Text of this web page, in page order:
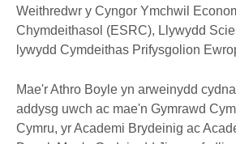
Weithredwr y Cyngor Ymchwil
Chymdeithasol (ESRC), Llywydd
lywydd Cymdeithas Prifysgolion
Mae'r Athro Boyle yn arweinydd
addysg uwch ac mae'n Gymrawd
Cymru, yr Academi Brydeinig ac